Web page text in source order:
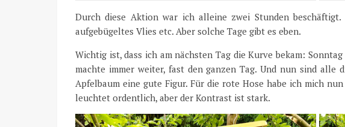
Durch diese Aktion war ich alleine zwei Stunden
aufgebügeltes Vlies etc. Aber solche Tage gibt es eben.
Wichtig ist, dass ich am nächsten Tag die Kurve bekam:
machte immer weiter, fast den ganzen Tag. Und nun sind alle
Apfelbaum eine gute Figur. Für die rote Hose habe ich mich
leuchtet ordentlich, aber der Kontrast ist stark.